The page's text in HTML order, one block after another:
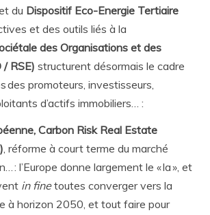
du Dispositif Eco-Energie Tertiaire
et des outils liés à la
des Organisations et des
/ RSE) structurent désormais le cadre
des promoteurs, investisseurs,
d’actifs immobiliers… :
Carbon Risk Real Estate
, réforme à court terme du marché
: l’Europe donne largement le « la », et
in finetoutes converger vers la
à horizon 2050, et tout faire pour